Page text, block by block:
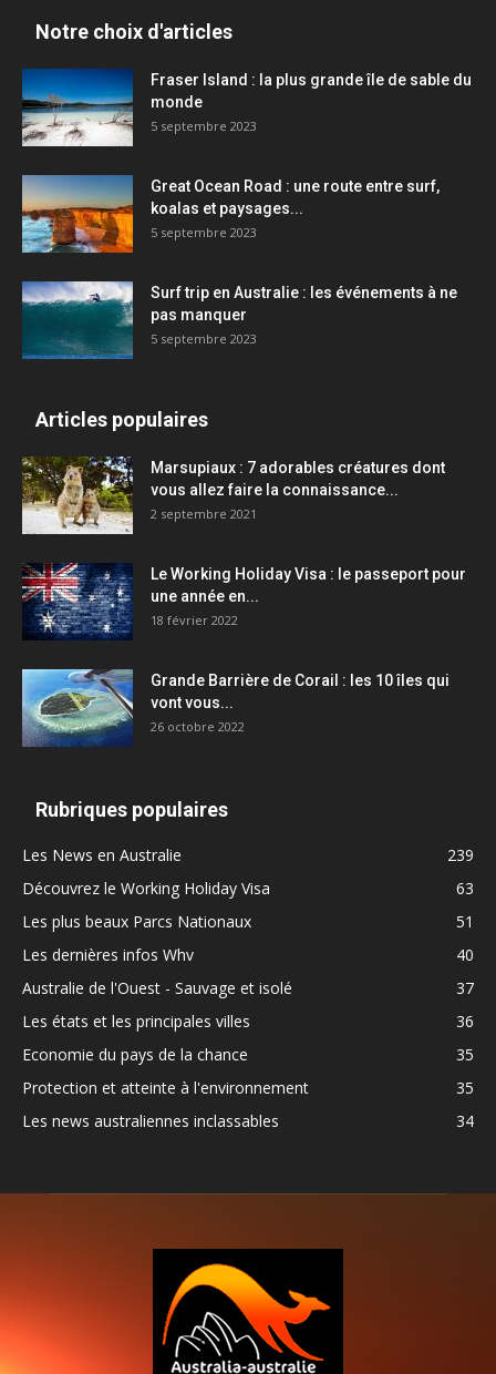
Notre choix d'articles
Fraser Island : la plus grande île de sable du
monde
5 septembre 2023
Great Ocean Road : une route entre surf,
koalas et paysages...
5 septembre 2023
Surf trip en Australie : les événements à ne
pas manquer
5 septembre 2023
Articles populaires
Marsupiaux : 7 adorables créatures dont
vous allez faire la connaissance...
2 septembre 2021
Le Working Holiday Visa : le passeport pour
une année en...
18 février 2022
Grande Barrière de Corail : les 10 îles qui
vont vous...
26 octobre 2022
Rubriques populaires
Les News en Australie
239
Découvrez le Working Holiday Visa
63
Les plus beaux Parcs Nationaux
51
Les dernières infos Whv
40
Australie de l'Ouest - Sauvage et isolé
37
Les états et les principales villes
36
Economie du pays de la chance
35
Protection et atteinte à l'environnement
35
Les news australiennes inclassables
34